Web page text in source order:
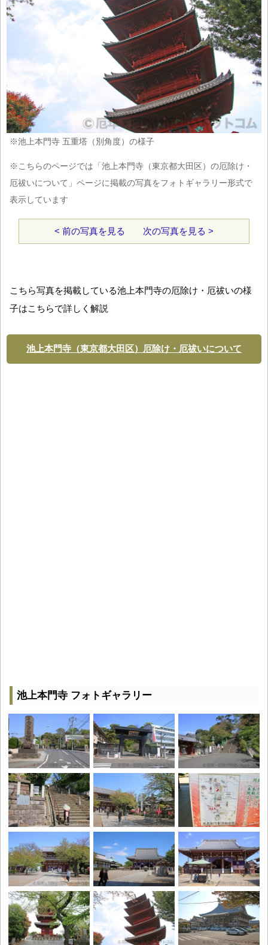
※池上本門寺 五重塔（別角度）の様子
※こちらのページでは「池上本門寺（東京都大田区）の厄除け・
厄祓いについて」ページに掲載の写真をフォトギャラリー形式で
表示しています
< 前の写真を見る 次の写真を見る >
こちら写真を掲載している池上本門寺の厄除け・厄祓いの様
子はこちらで詳しく解説
池上本門寺（東京都大田区）厄除け・厄祓いについて
池上本門寺 フォトギャラリー